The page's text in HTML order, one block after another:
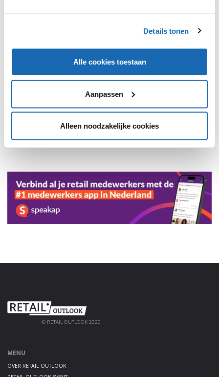
Details tonen
Alle cookies toestaan
Aanpassen
Alleen noodzakelijke cookies
DEEL DIT IN JOUW NETWERK
© RETAIL OUTLOOK 2020
MENU
OVER RETAIL OUTLOOK